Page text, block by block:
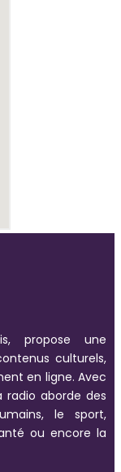
propose une
culturels,
en ligne. Avec
radio aborde des
le sport,
ou encore la